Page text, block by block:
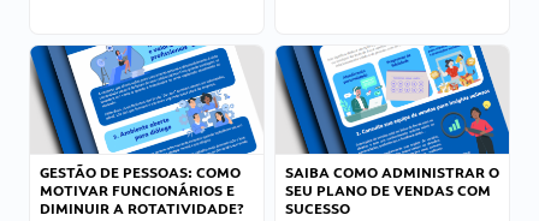
GESTÃO DE PESSOAS: COMO
MOTIVAR FUNCIONÁRIOS E
DIMINUIR A ROTATIVIDADE?
SAIBA COMO ADMINISTRAR O
SEU PLANO DE VENDAS COM
SUCESSO